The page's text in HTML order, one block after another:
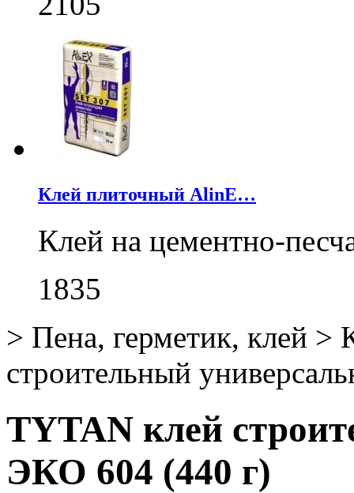
Клей плиточный AlinE…
Клей на цементно-
1835
> Пена, герметик, клей >
строительный
TYTAN клей
ЭКО 604 (440 г)